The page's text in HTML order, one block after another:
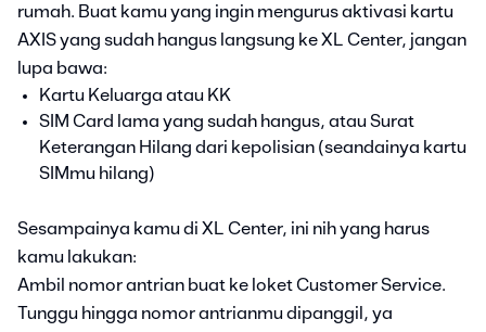
rumah. Buat kamu yang ingin mengurus aktivasi kartu
AXIS yang sudah hangus langsung ke XL Center, jangan
lupa bawa:
Kartu Keluarga atau KK
SIM Card lama yang sudah hangus, atau Surat
Keterangan Hilang dari kepolisian (seandainya kartu
SIMmu hilang)
Sesampainya kamu di XL Center, ini nih yang harus
kamu lakukan:
Ambil nomor antrian buat ke loket Customer Service.
Tunggu hingga nomor antrianmu dipanggil, ya